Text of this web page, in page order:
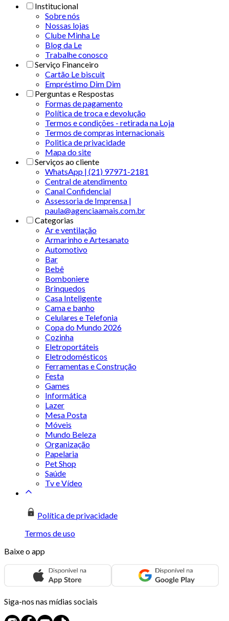
Institucional
Sobre nós
Nossas lojas
Clube Minha Le
Blog da Le
Trabalhe conosco
Serviço Financeiro
Cartão Le biscuit
Empréstimo Dim Dim
Perguntas e Respostas
Formas de pagamento
Política de troca e devolução
Termos e condições - retirada na Loja
Termos de compras internacionais
Politica de privacidade
Mapa do site
Serviços ao cliente
WhatsApp | (21) 97971-2181
Central de atendimento
Canal Confidencial
Assessoria de Imprensa |
paula@agenciaamais.com.br
Categorias
Ar e ventilação
Armarinho e Artesanato
Automotivo
Bar
Bebê
Bomboniere
Brinquedos
Casa Inteligente
Cama e banho
Celulares e Telefonia
Copa do Mundo 2026
Cozinha
Eletroportáteis
Eletrodomésticos
Ferramentas e Construção
Festa
Games
Informática
Lazer
Mesa Posta
Móveis
Mundo Beleza
Organização
Papelaria
Pet Shop
Saúde
Tv e Vídeo
Política de privacidade
Termos de uso
Baixe o app
Siga-nos nas mídias sociais